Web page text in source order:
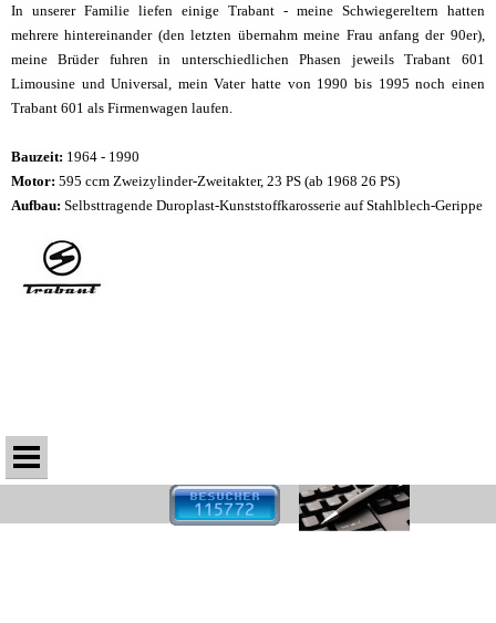
In unserer Familie liefen einige Trabant - meine Schwiegereltern hatten
mehrere hintereinander (den letzten übernahm meine Frau anfang der 90er),
meine Brüder fuhren in unterschiedlichen Phasen jeweils Trabant 601
Limousine und Universal, mein Vater hatte von 1990 bis 1995 noch einen
Trabant 601 als Firmenwagen laufen.
Bauzeit: 1964 - 1990
Motor: 595 ccm Zweizylinder-Zweitakter, 23 PS (ab 1968 26 PS)
Aufbau: Selbsttragende Duroplast-Kunststoffkarosserie auf Stahlblech-Gerippe